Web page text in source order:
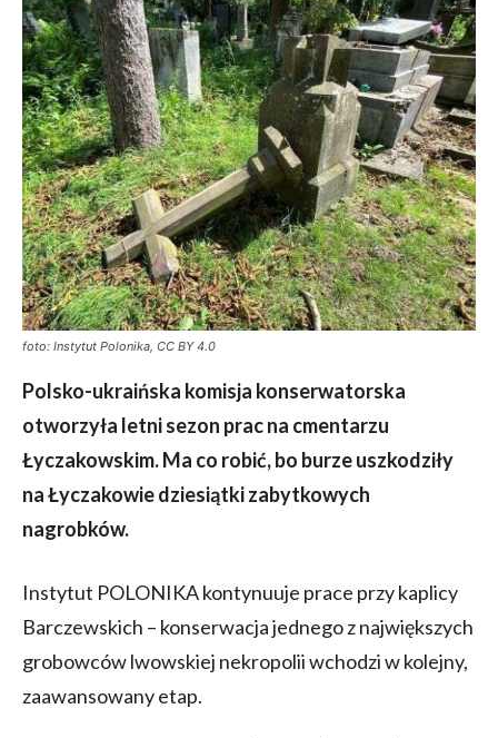
foto: Instytut Polonika, CC BY 4.0
Polsko-ukraińska komisja konserwatorska
otworzyła letni sezon prac na cmentarzu
Łyczakowskim.Ma co robić, bo burze uszkodziły
na Łyczakowie dziesiątki zabytkowych
nagrobków.
Instytut POLONIKA kontynuuje prace przy kaplicy
Barczewskich – konserwacja jednego z największych
grobowców lwowskiej nekropolii wchodzi w kolejny,
zaawansowany etap.